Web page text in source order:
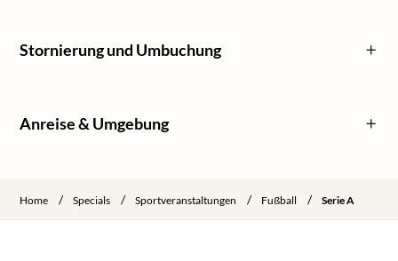
Stornierung und Umbuchung
Anreise & Umgebung
Home / Specials / Sportveranstaltungen / Fußball / Serie A